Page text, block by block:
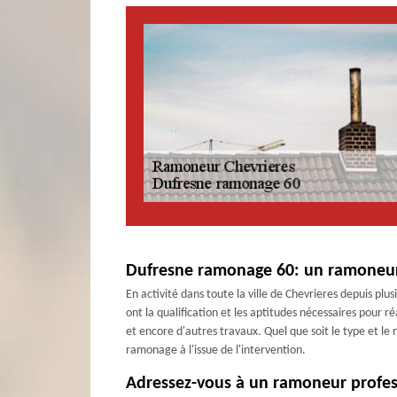
Dufresne ramonage 60: un
En activité dans toute la ville de Chevrieres depuis
ont la qualification et les aptitudes nécessaires pour
et encore d'autres travaux. Quel que soit le type et le
ramonage à l'issue de l'intervention.
Adressez-vous à un ramoneur